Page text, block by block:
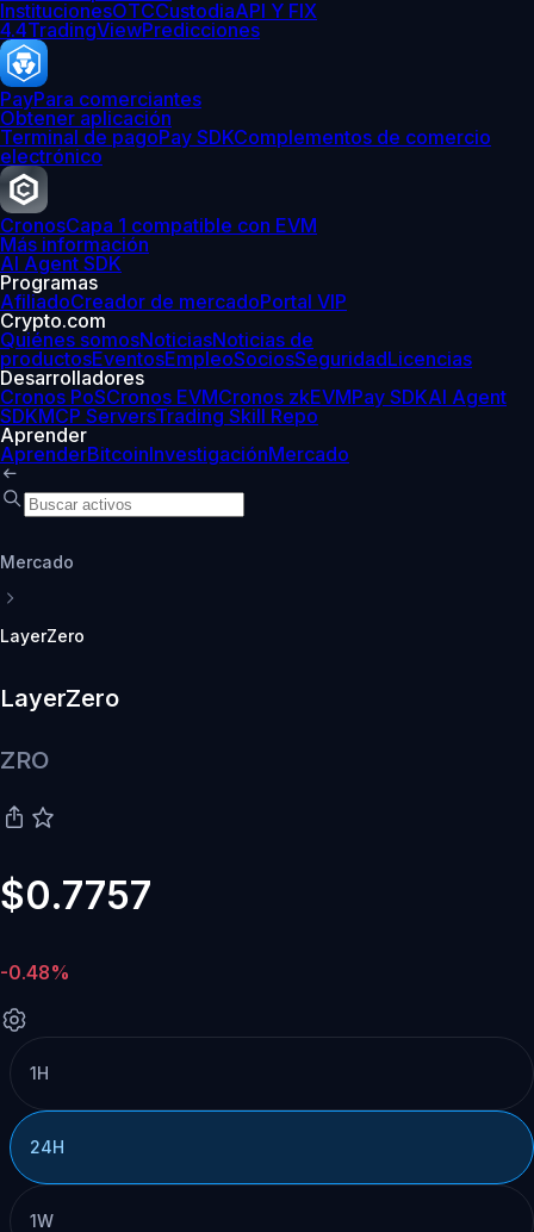
InstitucionesOTCCustodiaAPI Y FIX
4.4TradingViewPredicciones
PayPara comerciantes
Obtener aplicación
Terminal de pagoPay SDKComplementos de comercio
electrónico
CronosCapa 1 compatible con EVM
Más información
AI Agent SDK
Programas
AfiliadoCreador de mercadoPortal VIP
Crypto.com
Quiénes somosNoticiasNoticias de
productosEventosEmpleoSociosSeguridadLicencias
Desarrolladores
Cronos PoSCronos EVMCronos zkEVMPay SDKAI Agent
SDKMCP ServersTrading Skill Repo
Aprender
AprenderBitcoinInvestigaciónMercado
Mercado
LayerZero
LayerZero
ZRO
$0.7757
-0.48%
1H
24H
1W